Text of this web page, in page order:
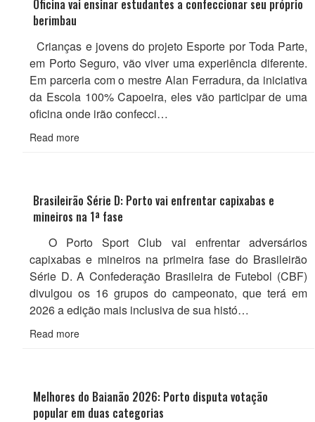
Oficina vai ensinar estudantes a confeccionar seu próprio
berimbau
Crianças e jovens do projeto Esporte por Toda Parte,
em Porto Seguro, vão viver uma experiência diferente.
Em parceria com o mestre Alan Ferradura, da iniciativa
da Escola 100% Capoeira, eles vão participar de uma
oficina onde irão confecci…
Read more
Brasileirão Série D: Porto vai enfrentar capixabas e
mineiros na 1ª fase
O Porto Sport Club vai enfrentar adversários
capixabas e mineiros na primeira fase do Brasileirão
Série D. A Confederação Brasileira de Futebol (CBF)
divulgou os 16 grupos do campeonato, que terá em
2026 a edição mais inclusiva de sua histó…
Read more
Melhores do Baianão 2026: Porto disputa votação
popular em duas categorias